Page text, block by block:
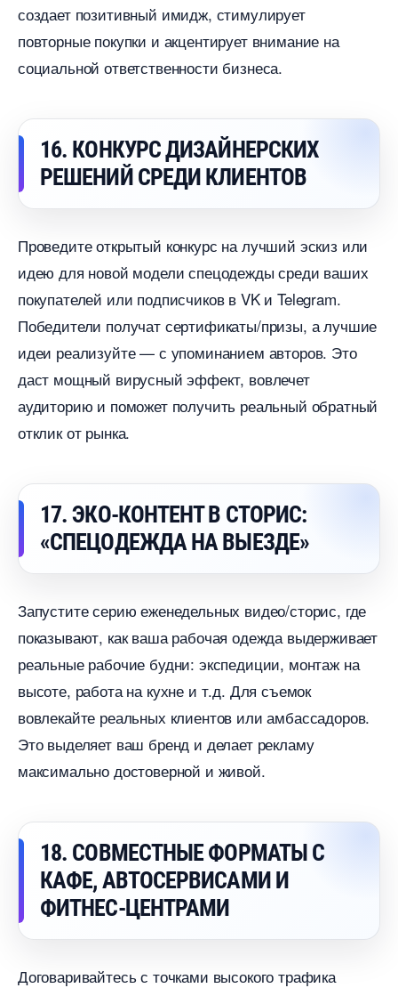
создает позитивный имидж, стимулирует
повторные покупки и акцентирует внимание на
социальной ответственности бизнеса.
16. КОНКУРС ДИЗАЙНЕРСКИХ
РЕШЕНИЙ СРЕДИ КЛИЕНТО
Проведите открытый конкурс на лучший эскиз или
идею для новой модели спецодежды среди ваших
покупателей или подписчиков в VK и Telegram.
Победители получат сертификаты/призы, а лучшие
идеи реализуйте — с упоминанием авторов. Это
даст мощный вирусный эффект, вовлечет
аудиторию и поможет получить реальный обратный
отклик от рынка.
17. ЭКО-КОНТЕНТ В СТОРИС:
«СПЕЦОДЕЖДА НА ВЫЕЗДЕ»
Запустите серию еженедельных видео/сторис, где
показывают, как ваша рабочая одежда выдерживает
реальные рабочие будни: экспедиции, монтаж на
ысоте, работа на кухне и т.д. Для съемок
овлекайте реальных клиентов или амбассадоров.
Это выделяет ваш бренд и делает рекламу
максимально достоверной и живой.
18. СОВМЕСТНЫЕ ФОРМАТЫ С
КАФЕ, АВТОСЕРВИСАМИ И
ФИТНЕС-ЦЕНТРАМИ
Договаривайтесь с точками высокого трафика